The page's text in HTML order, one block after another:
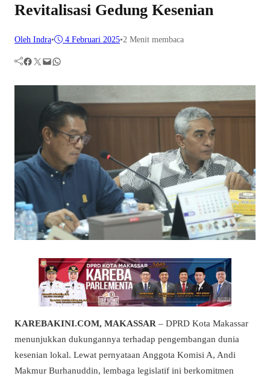
Revitalisasi Gedung Kesenian
Oleh Indra• 4 Februari 2025•2 Menit membaca
Facebook Twitter Mail WhatsApp
KAREBAKINI.COM, MAKASSAR – DPRD Kota Makassar
menunjukkan dukungannya terhadap pengembangan dunia
kesenian lokal. Lewat pernyataan Anggota Komisi A, Andi
Makmur Burhanuddin, lembaga legislatif ini berkomitmen